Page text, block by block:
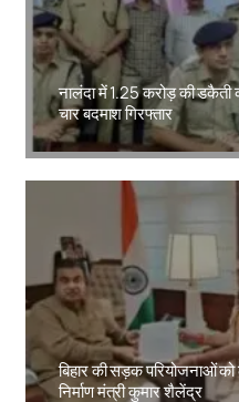
नालंदा में 1.25 करोड़ की डकैती
चार बदमाश गिरफ्तार
Amit Lekh
बिहार की सड़क परियोजनाओं
निर्माण मंत्री कुमार शैलेंद्र